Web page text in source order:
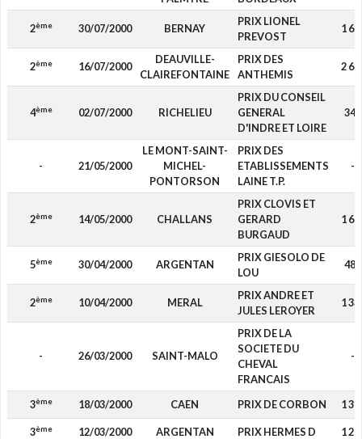
2ème 30/07/2000 BERNAY
PRIX LIONEL
PREVOST
1
2ème 16/07/2000
DEAUVILLE-
CLAIREFONTAINE
PRIX DES
ANTHEMIS
2
4ème 02/07/2000 RICHELIEU
PRIX DU CONSEIL
GENERAL
D'INDRE ET LOIRE
348
- 21/05/2000
LE MONT-SAINT-
MICHEL-
PONTORSON
PRIX DES
ETABLISSEMENTS
LAINE T.P.
-
2ème 14/05/2000 CHALLANS
PRIX CLOVIS ET
GERARD
BURGAUD
1
5ème 30/04/2000 ARGENTAN
PRIX GIESOLO DE
LOU
488
2ème 10/04/2000 MERAL
PRIX ANDRE ET
JULES LEROYER
1
- 26/03/2000 SAINT-MALO
PRIX DE LA
SOCIETE DU
CHEVAL
FRANCAIS
-
3ème 18/03/2000 CAEN PRIX DE CORBON 1
3ème 12/03/2000 ARGENTAN PRIX HERMES D 1